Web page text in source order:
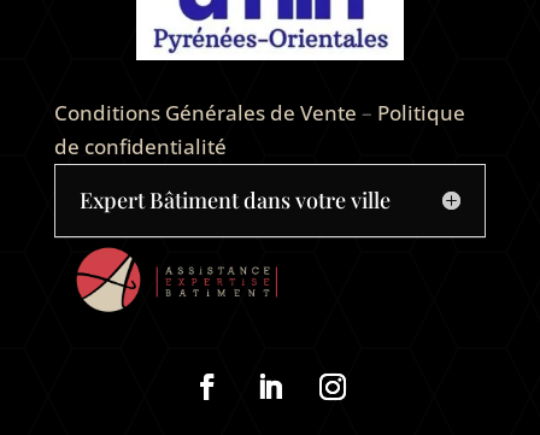
Conditions Générales de Vente – Politique
de confidentialité
Expert Bâtiment dans votre ville